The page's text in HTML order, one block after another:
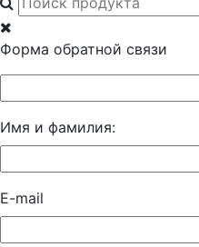
Форма обратной связи
Имя и фамилия:
E-mail